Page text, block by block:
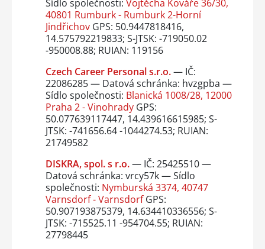
Sídlo společnosti: Vojtěcha Kováře 36/30,
40801 Rumburk - Rumburk 2-Horní
JindřichovGPS: 50.9447818416,
14.575792219833; S-JTSK: -719050.02
-950008.88; RUIAN: 119156
Czech Career Personal s.r.o.— IČ:
22086285 — Datová schránka: hvzgpba —
Sídlo společnosti: Blanická 1008/28, 12000
Praha 2 - VinohradyGPS:
50.077639117447, 14.439616615985; S-
JTSK: -741656.64 -1044274.53; RUIAN:
21749582
DISKRA, spol. s r.o.— IČ: 25425510 —
Datová schránka: vrcy57k — Sídlo
společnosti: Nymburská 3374, 40747
Varnsdorf - VarnsdorfGPS:
50.907193875379, 14.634410336556; S-
JTSK: -715525.11 -954704.55; RUIAN:
27798445